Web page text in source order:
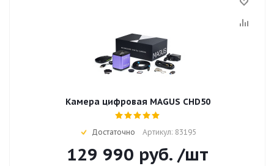
Камера цифровая MAGUS CHD50
Достаточно Артикул: 83195
129 990 руб. /шт